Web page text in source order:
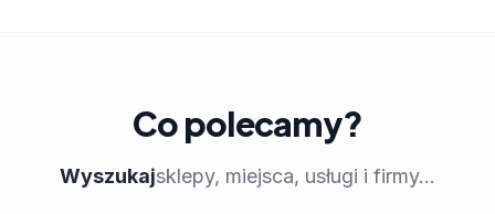
Co polecamy?
Wyszukajsklepy, miejsca, usługi i firmy...